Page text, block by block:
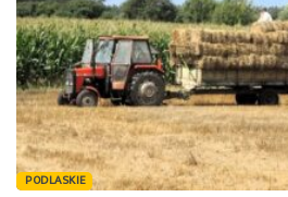
PODLASKIE